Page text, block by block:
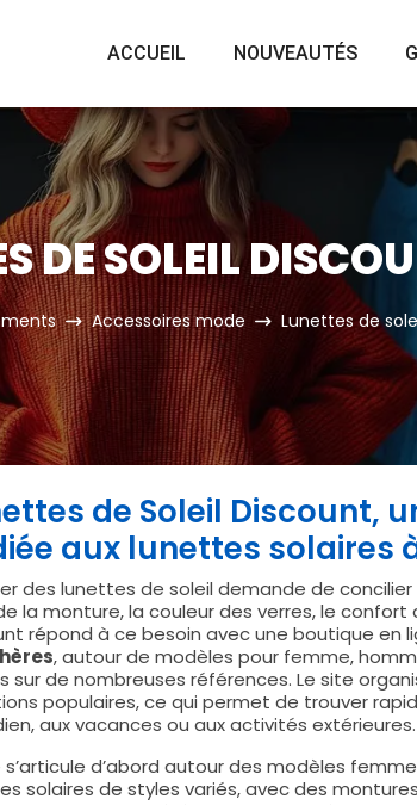
ACCUEIL NOUVEAUTÉS
DE SOLEIL
Accessoires mode Lunettes de
de Soleil Discount,
aux lunettes solaires
des lunettes de soleil demande de
la monture, la couleur des verres, le
répond à ce besoin avec une boutique en
, autour de modèles pour femme,
sur de nombreuses références. Le site
populaires, ce qui permet de trouver
aux vacances ou aux activités extérieures.
s’articule d’abord autour des modèles
solaires de styles variés, avec des